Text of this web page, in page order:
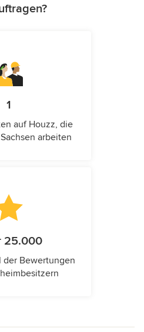
1
auf Houzz, die
arbeiten
25.000
der Bewertungen